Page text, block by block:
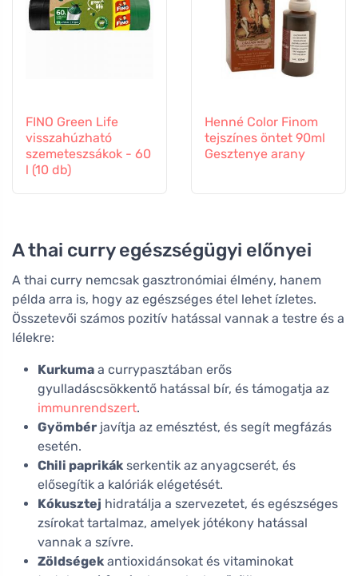
FINO Green Life
visszahúzható
szemeteszsákok - 60
l (10 db)
Henné Color Finom
tejszínes öntet 90ml
Gesztenye arany
A thai curry egészségügyi előnyei
A thai curry nemcsak gasztronómiai élmény, hanem
példa arra is, hogy az egészséges étel lehet ízletes.
Összetevői számos pozitív hatással vannak a testre és a
lélekre:
Kurkuma a currypasztában erős
gyulladáscsökkentő hatással bír, és támogatja az
immunrendszert.
Gyömbér javítja az emésztést, és segít megfázás
esetén.
Chili paprikák serkentik az anyagcserét, és
elősegítik a kalóriák elégetését.
Kókusztej hidratálja a szervezetet, és egészséges
zsírokat tartalmaz, amelyek jótékony hatással
vannak a szívre.
Zöldségek antioxidánsokat és vitaminokat